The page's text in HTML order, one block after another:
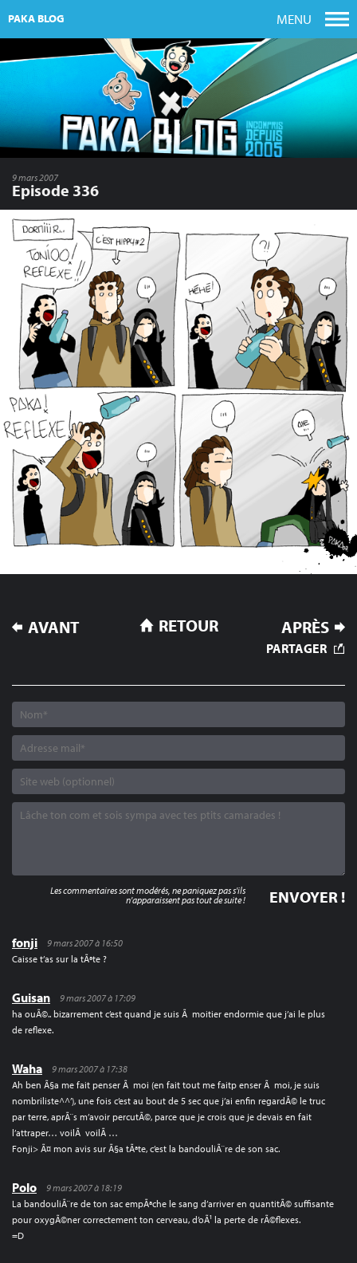
PAKA BLOG MENU
9 mars 2007
Episode 336
NAVIGATION
DE
AVANT APRÈS
RETOUR
PARTAGER
fonji
9 mars 2007 à 16:50
Caisse t’as sur la tÃªte ?
Guisan
9 mars 2007 à 17:09
ha ouÃ©.. bizarrement c’est quand je suis Ã moitier endormie que j’ai le plus
de reflexe.
Waha
9 mars 2007 à 17:38
Ah ben Ã§a me fait penser Ã moi (en fait tout me faitp enser Ã moi, je suis
nombriliste^^’), une fois c’est au bout de 5 sec que j’ai enfin regardÃ© le truc
par terre, aprÃ¨s m’avoir percutÃ©, parce que je crois que je devais en fait
l’attraper… voilÃ voilÃ …
Fonji> Ã¤ mon avis sur Ã§a tÃªte, c’est la bandouliÃ¨re de son sac.
Polo
9 mars 2007 à 18:19
La bandouliÃ¨re de ton sac empÃªche le sang d’arriver en quantitÃ© suffisante
pour oxygÃ©ner correctement ton cerveau, d’oÃ¹ la perte de rÃ©flexes.
=D
Les commentaires sont modérés, ne paniquez pas s'ils
n'apparaissent pas tout de suite !